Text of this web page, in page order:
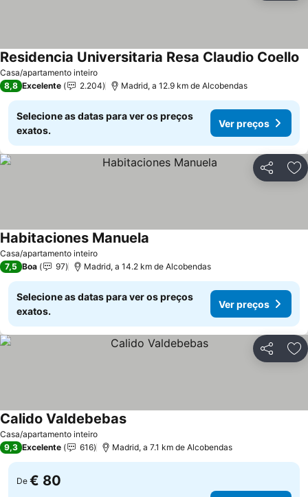
Casa/apartamento inteiro
Residencia Universitaria Resa Claudio Coello
8,8 Excelente 2.204 Madrid, a 12.9 km de Alcobendas
Selecione as datas para ver os preços
exatos.
Ver preços
Partilhar
Casa/apartamento inteiro
Habitaciones Manuela
7,5 Boa 97 Madrid, a 14.2 km de Alcobendas
Selecione as datas para ver os preços
exatos.
Ver preços
Partilhar
Casa/apartamento inteiro
Calido Valdebebas
9,3 Excelente 616 Madrid, a 7.1 km de Alcobendas
De € 80